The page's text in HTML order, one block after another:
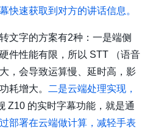
快速获取到对方的讲话信息。
文字的方案有2种：一是端侧
件性能有限，所以 STT （语音
，会导致运算慢、延时高，影
耗增大。 二是云端处理实现，
Z10 的实时字幕功能，就是通
部署在云端做计算，减轻手表